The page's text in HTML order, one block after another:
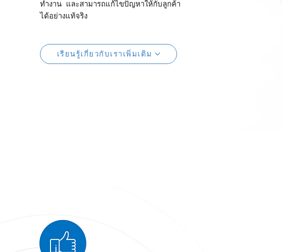
ทำงาน และสามารถแก้ไขปัญหาให้กับลูกค้า
ได้อย่างแท้จริง
เรียนรู้เกี่ยวกับเราเพิ่มเติม